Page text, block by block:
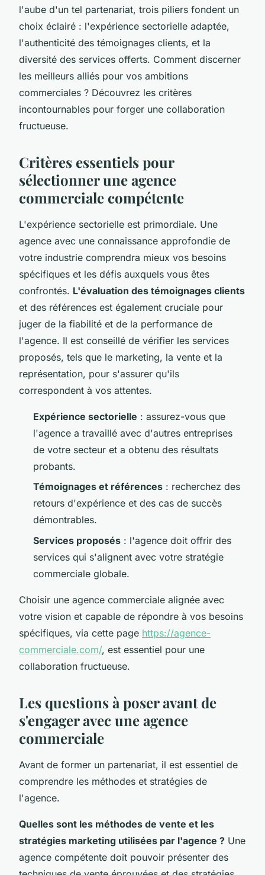
l'aube d'un tel partenariat, trois piliers fondent un
choix éclairé : l'expérience sectorielle adaptée,
l'authenticité des témoignages clients, et la
diversité des services offerts. Comment discerner
les meilleurs alliés pour vos ambitions
commerciales ? Découvrez les critères
incontournables pour forger une collaboration
fructueuse.
Critères essentiels pour
sélectionner une agence
commerciale compétente
L'expérience sectorielle est primordiale. Une
agence avec une connaissance approfondie de
votre industrie comprendra mieux vos besoins
spécifiques et les défis auxquels vous êtes
confrontés. L'évaluation des témoignages clients
et des références est également cruciale pour
juger de la fiabilité et de la performance de
l'agence. Il est conseillé de vérifier les services
proposés, tels que le marketing, la vente et la
représentation, pour s'assurer qu'ils
correspondent à vos attentes.
Expérience sectorielle : assurez-vous que
l'agence a travaillé avec d'autres entreprises
de votre secteur et a obtenu des résultats
probants.
Témoignages et références : recherchez des
retours d'expérience et des cas de succès
démontrables.
Services proposés : l'agence doit offrir des
services qui s'alignent avec votre stratégie
commerciale globale.
Choisir une agence commerciale alignée avec
votre vision et capable de répondre à vos besoins
spécifiques, via cette page https://agence-
commerciale.com/, est essentiel pour une
collaboration fructueuse.
Les questions à poser avant de
s'engager avec une agence
commerciale
Avant de former un partenariat, il est essentiel de
comprendre les méthodes et stratégies de
l'agence.
Quelles sont les méthodes de vente et les
stratégies marketing utilisées par l'agence ? Une
agence compétente doit pouvoir présenter des